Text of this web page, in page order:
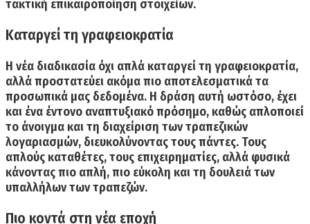
τακτική επικαιροποίηση στοιχείων.
Καταργεί τη γραφειοκρατία
Η νέα διαδικασία όχι απλάκαταργεί τη γραφειοκρατία,
αλλά προστατεύει ακόμα πιο αποτελεσματικά τα
προσωπικά μας δεδομένα. Η δράση αυτή ωστόσο, έχει
και ένα έντονο αναπτυξιακό πρόσημο, καθώς απλοποιεί
το άνοιγμα και τη διαχείριση των τραπεζικών
λογαριασμών, διευκολύνοντας τους πάντες. Τους
απλούς καταθέτες, τους επιχειρηματίες, αλλά φυσικά
κάνοντας πιο απλή, πιο εύκολη και τη δουλειά των
υπαλλήλων των τραπεζών.
Πιο κοντά στη νέα εποχή